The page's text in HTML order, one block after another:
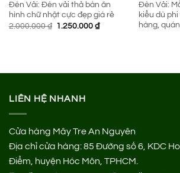
Đèn Vải: Đèn vải thả bàn ăn
hình chữ nhật cực đẹp giá rẻ
2.000.000₫ Giá
1.250.000 ₫Giá
Đèn Vải:
kiểu dù
hàng,
LIÊN HỆ NHANH
Cửa hàng Mây Tre An Nguyên
Địa chỉ cửa hàng:85 Đường số 6, KDC
Điểm, huyện Hóc Môn, TPHCM.